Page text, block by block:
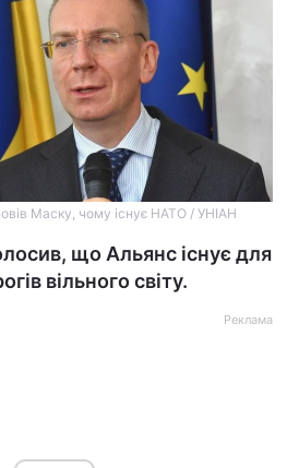
Маску, чому існує НАТО / УНІАН
що Альянс існує для
вільного світу.
Реклама